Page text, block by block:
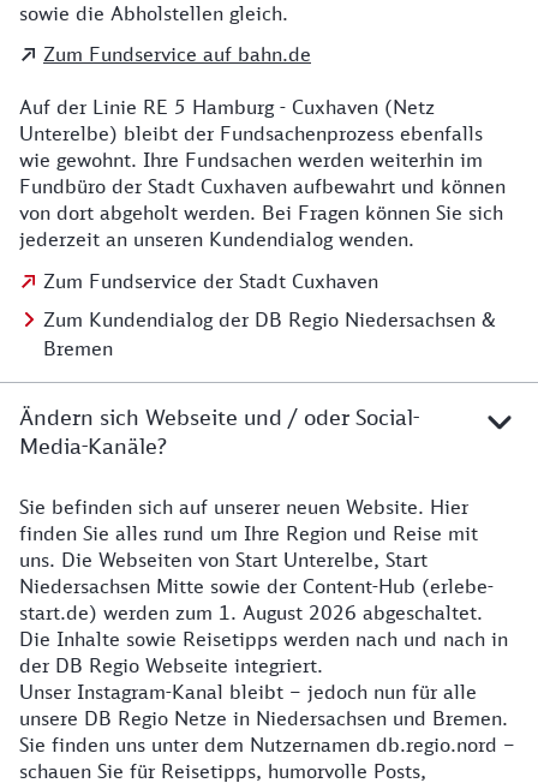
sowie die Abholstellen gleich.
Zum Fundservice auf bahn.de
Auf der Linie RE 5 Hamburg - Cuxhaven (Netz
Unterelbe) bleibt der Fundsachenprozess ebenfalls
wie gewohnt. Ihre Fundsachen werden weiterhin im
Fundbüro der Stadt Cuxhaven aufbewahrt und können
von dort abgeholt werden. Bei Fragen können Sie sich
jederzeit an unseren Kundendialog wenden.
Zum Fundservice der Stadt Cuxhaven
Zum Kundendialog der DB Regio Niedersachsen &
Bremen
Ändern sich Webseite und / oder Social-
Media-Kanäle?
Details zur Website
Sie befinden sich auf unserer neuen Website. Hier
finden Sie alles rund um Ihre Region und Reise mit
uns. Die Webseiten von Start Unterelbe, Start
Niedersachsen Mitte sowie der Content-Hub (erlebe-
start.de) werden zum 1. August 2026 abgeschaltet.
Die Inhalte sowie Reisetipps werden nach und nach in
der DB Regio Webseite integriert.
Unser Instagram-Kanal bleibt – jedoch nun für alle
unsere DB Regio Netze in Niedersachsen und Bremen.
Sie finden uns unter dem Nutzernamen db.regio.nord –
schauen Sie für Reisetipps, humorvolle Posts,